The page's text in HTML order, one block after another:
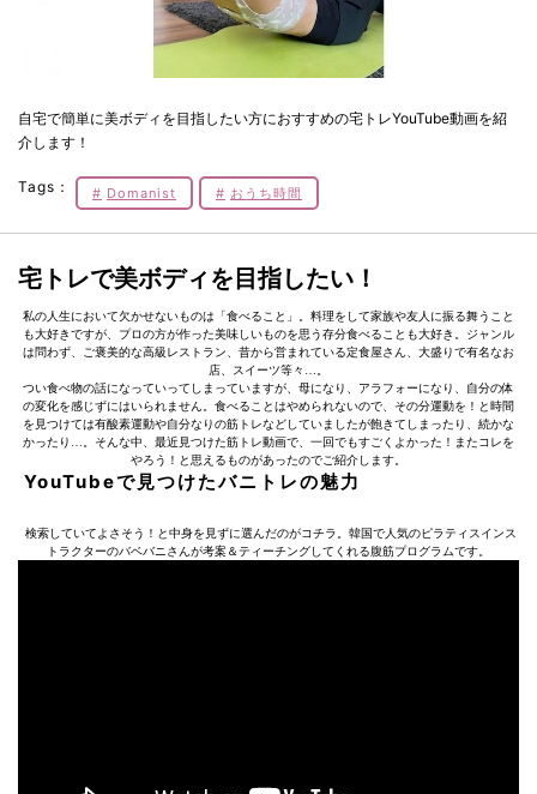
自宅で簡単に美ボディを目指したい方におすすめの宅トレYouTube動画を紹
介します！
Tags： Domanist おうち時間
宅トレで美ボディを目指したい！
私の人生において欠かせないものは「食べること」。料理をして家族や友人に振る舞うこと
も大好きですが、プロの方が作った美味しいものを思う存分食べることも大好き。ジャンル
は問わず、ご褒美的な高級レストラン、昔から営まれている定食屋さん、大盛りで有名なお
店、スイーツ等々…。
つい食べ物の話になっていってしまっていますが、母になり、アラフォーになり、自分の体
の変化を感じずにはいられません。食べることはやめられないので、その分運動を！と時間
を見つけては有酸素運動や自分なりの筋トレなどしていましたが飽きてしまったり、続かな
かったり…。そんな中、最近見つけた筋トレ動画で、一回でもすごくよかった！またコレを
やろう！と思えるものがあったのでご紹介します。
YouTubeで見つけたバニトレの魅力
検索していてよさそう！と中身を見ずに選んだのがコチラ。韓国で人気のピラティスインス
トラクターのバベバニさんが考案＆ティーチングしてくれる腹筋プログラムです。